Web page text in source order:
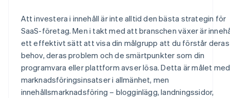
Att investera i innehåll är inte alltid den bästa strategin för
SaaS-företag. Men i takt med att branschen växer är
ett effektivt sätt att visa din målgrupp att du förstår deras
behov, deras problem och de smärtpunkter som din
programvara eller plattform avser lösa. Detta är målet med
marknadsföringsinsatser i allmänhet, men
innehållsmarknadsföring – blogginlägg, landningssidor,